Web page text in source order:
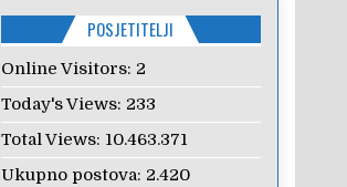
POSJETITELJI
Online Visitors: 2
Today's Views: 233
Total Views: 10.463.371
Ukupno postova: 2.420